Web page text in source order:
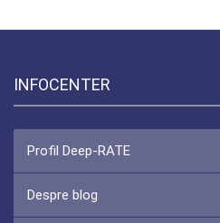
INFOCENTER
Profil Deep-RATE
Despre blog